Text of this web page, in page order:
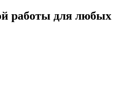
работы для любых